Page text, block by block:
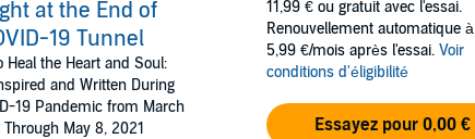
at the End of
19 Tunnel
Heal the Heart and Soul:
and Written During
19 Pandemic from March
May 8, 2021
11,99 € ou gratuit avec l'essai.
Renouvellement automatique à
5,99 €/mois après l'essai. Voir
conditions d'éligibilité
Essayez pour 0,00 €